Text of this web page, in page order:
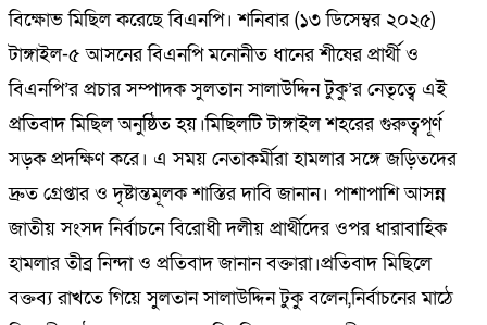
বিক্ষোভ মিছিল করেছে বিএনপি। শনিবার (১৩ ডিসেম্বর ২০২৫)
টাঙ্গাইল-৫ আসনের বিএনপি মনোনীত ধানের শীষের প্রার্থী ও
বিএনপি’র প্রচার সম্পাদক সুলতান সালাউদ্দিন টুকু’র নেতৃত্বে এই
প্রতিবাদ মিছিল অনুষ্ঠিত হয়।মিছিলটি টাঙ্গাইল শহরের গুরুত্বপূর্ণ
সড়ক প্রদক্ষিণ করে। এ সময় নেতাকর্মীরা হামলার সঙ্গে জড়িতদের
দ্রুত গ্রেপ্তার ও দৃষ্টান্তমূলক শাস্তির দাবি জানান। পাশাপাশি আসন্ন
জাতীয় সংসদ নির্বাচনে বিরোধী দলীয় প্রার্থীদের ওপর ধারাবাহিক
হামলার তীব্র নিন্দা ও প্রতিবাদ জানান বক্তারা।প্রতিবাদ মিছিলে
বক্তব্য রাখতে গিয়ে সুলতান সালাউদ্দিন টুকু বলেন,নির্বাচনের মাঠে